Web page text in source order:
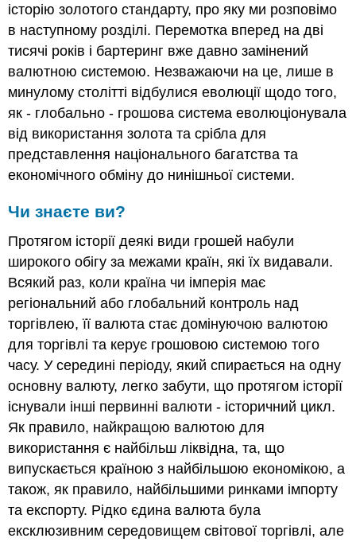
історію золотого стандарту, про яку ми розповімо
в наступному розділі. Перемотка вперед на дві
тисячі років і бартеринг вже давно замінений
валютною системою. Незважаючи на це, лише в
минулому столітті відбулися еволюції щодо того,
як - глобально - грошова система еволюціонувала
від використання золота та срібла для
представлення національного багатства та
економічного обміну до нинішньої системи.
Чи знаєте ви?
Протягом історії деякі види грошей набули
широкого обігу за межами країн, які їх видавали.
Всякий раз, коли країна чи імперія має
регіональний або глобальний контроль над
торгівлею, її валюта стає домінуючою валютою
для торгівлі та керує грошовою системою того
часу. У середині періоду, який спирається на одну
основну валюту, легко забути, що протягом історії
існували інші первинні валюти - історичний цикл.
Як правило, найкращою валютою для
використання є найбільш ліквідна, та, що
випускається країною з найбільшою економікою, а
також, як правило, найбільшими ринками імпорту
та експорту. Рідко єдина валюта була
ексклюзивним середовищем світової торгівлі, але